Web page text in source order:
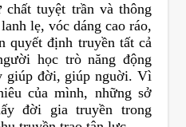
tuyệt trần và thông
lẹ, vóc dáng cao ráo,
quyết định truyền tất cả
học trò năng động
giúp đời, giúp nguời. Vì
của mình, những sở
đời gia truyền trong